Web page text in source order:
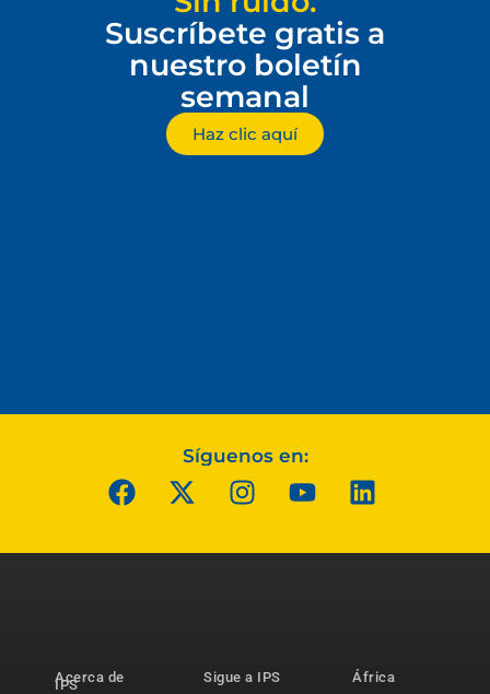
Suscríbete gratis a
nuestro boletín
semanal
Haz clic aquí
Síguenos en:
Acerca de
IPS
Sigue a IPS
África